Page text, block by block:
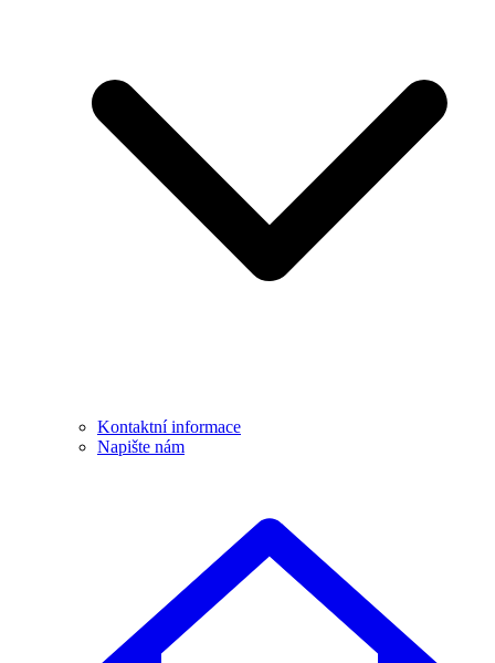
Kontaktní informace
Napište nám